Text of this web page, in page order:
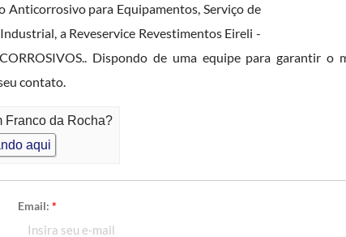
Anticorrosivo para Equipamentos, Serviço de
a Reveservice Revestimentos Eireli -
Dispondo de uma equipe para garantir o
contato.
Franco da Rocha?
aqui
Email: *